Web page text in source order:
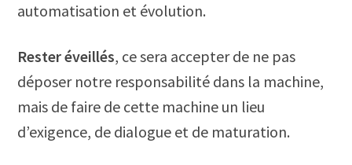
automatisation et évolution.
Rester éveillés, ce sera accepter de ne pas
déposer notre responsabilité dans la machine,
mais de faire de cette machine un lieu
d’exigence, de dialogue et de maturation.